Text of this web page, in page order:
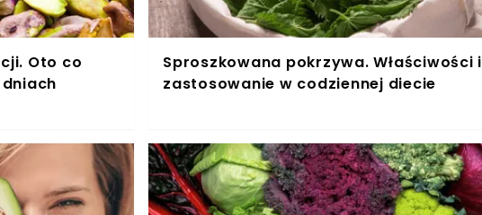
Oto co
Sproszkowana pokrzywa. Właściwości i
zastosowanie w codziennej diecie